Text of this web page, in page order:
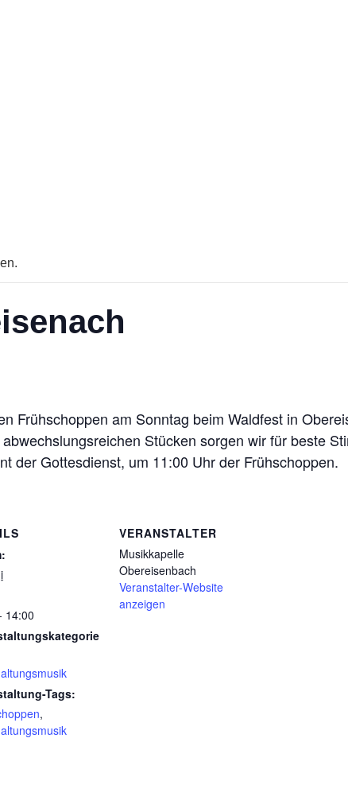
Frühschoppen am Sonntag beim Waldfest in
Stücken sorgen wir für beste
der Gottesdienst, um 11:00 Uhr der Frühschoppen.
14:00
Tags:
,
VERANSTALTER
Musikkapelle
Obereisenbach
Veranstalter-Website
anzeigen